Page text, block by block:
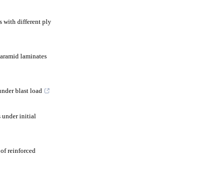
with different ply
laminates
blast load
under initial
reinforced